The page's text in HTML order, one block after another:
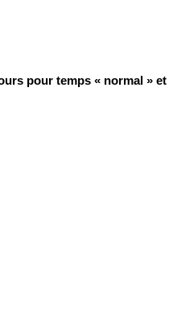
pour temps « normal » et